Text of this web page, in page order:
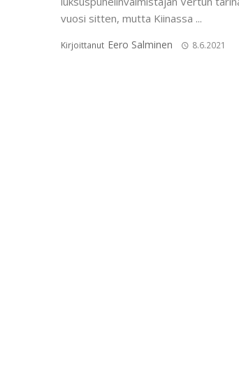
vuosi sitten, mutta Kiinassa ...
Kirjoittanut Eero Salminen 8.6.2021